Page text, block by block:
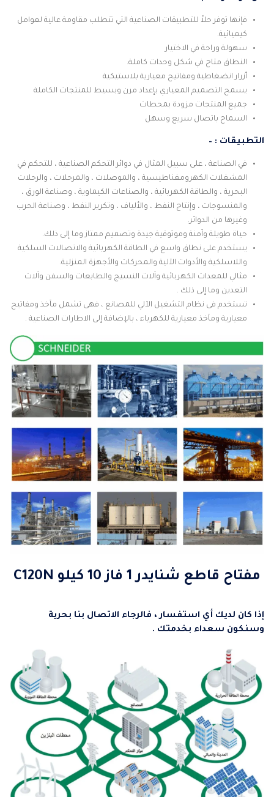
فإنها توفر حلاً للتطبيقات الصناعية التي تتطلب مقاومة عالية لعوامل
كيميائية.
سهولة وراحة في الاختيار
النطاق متاح في شكل وحدات كاملة.
أزرار انضغاطية ومفاتيح معيارية بلاستيكية
يسمح التصميم المعياري بإعداد مرن وبسيط للمنتجات الكاملة
جميع المنتجات مزودة بمحطات
السماح باتصال سريع وسهل
التطبيقات : –
في الصناعة ، على سبيل المثال في دوائر التحكم الصناعية ، للتحكم في
المشغلات الكهرومغناطيسية ، والموصلات ، والمرحلات ، والرحلات
البحرية ، والطاقة الكهربائية ، والصناعات الكيماوية ، وصناعة الورق ،
والمنسوجات ، وإنتاج النفط ، والألياف ، وتكرير النفط ، وصناعة الحرب
وغيرها من الدوائر.
حياة طويلة وآمنة وموثوقية جيدة وتصميم ممتاز وما إلى ذلك.
يستخدم على نطاق واسع في الطاقة الكهربائية والاتصالات السلكية
واللاسلكية والأدوات الآلية والمحركات والأجهزة المنزلية.
مثالي للمعدات الكهربائية وآلات النسيج والطابعات والسفن وآلات
التعدين وما إلى ذلك .
تستخدم فى نظام التشغيل الآلي للمصانع ، فهى تشمل مآخذ ومفاتيح
معيارية ومآخذ معيارية للكهرباء ، بالإضافة إلى الاطارات الصناعية .
مفتاح قاطع شنايدر 1 فاز 10 كيلو C120N
إذا كان لديك أي استفسار ، فالرجاء الاتصال بنا بحرية
وسنكون سعداء بخدمتك .